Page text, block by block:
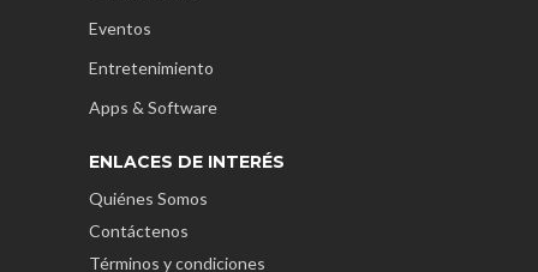
Eventos
Entretenimiento
Apps & Software
ENLACES DE INTERÉS
Quiénes Somos
Contáctenos
Términos y condiciones